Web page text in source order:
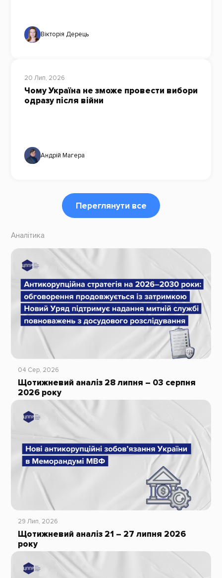
Вікторія Дерець
20 Лип, 2026
Чому Україна не зможе провести вибори
одразу після війни
Андрій Магера
Переглянути все
Аналітика
04 Сер, 2026
Щотижневий аналіз 28 липня – 03 серпня
2026 року
29 Лип, 2026
Щотижневий аналіз 21 – 27 липня 2026
року